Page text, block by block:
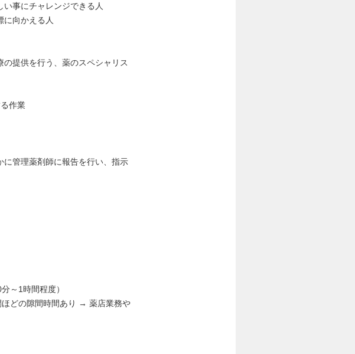
い事にチャレンジできる人
に向かえる人
提供を行う、薬のスペシャリス
作業
管理薬剤師に報告を行い、指示
～1時間程度）
どの隙間時間あり → 薬店業務や